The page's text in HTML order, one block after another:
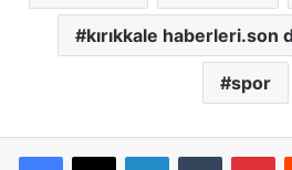
kırıkkale haberleri.son
spor